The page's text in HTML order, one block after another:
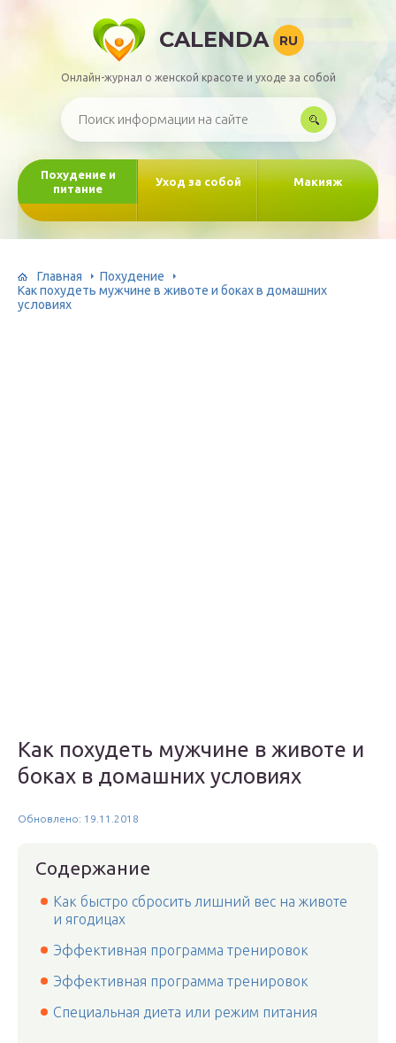
CALENDA RU
Онлайн-журнал о женской красоте и уходе за собой
Похудение и
питание
Уход за собой Макияж
Главная
Похудение
Как похудеть мужчине в животе и боках в домашних
условиях
Как похудеть мужчине в животе и
боках в домашних условиях
Обновлено: 19.11.2018
Содержание
Как быстро сбросить лишний вес на животе
и ягодицах
Эффективная программа тренировок
Эффективная программа тренировок
Специальная диета или режим питания